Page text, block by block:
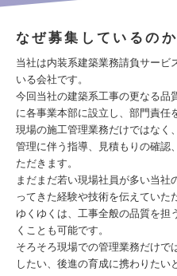
なぜ募集しているのか
当社は内装系建築業務請負サービ
いる会社です。
今回当社の建築系工事の更なる品
に各事業本部に設立し、部門責任
現場の施工管理業務だけではなく
管理に伴う指導、見積もりの確認
ただきます。
まだまだ若い現場社員が多い当社
ってきた経験や技術を伝えていた
ゆくゆくは、工事全般の品質を担
くことも可能です。
そろそろ現場での管理業務だけで
したい、後進の育成に携わりたい